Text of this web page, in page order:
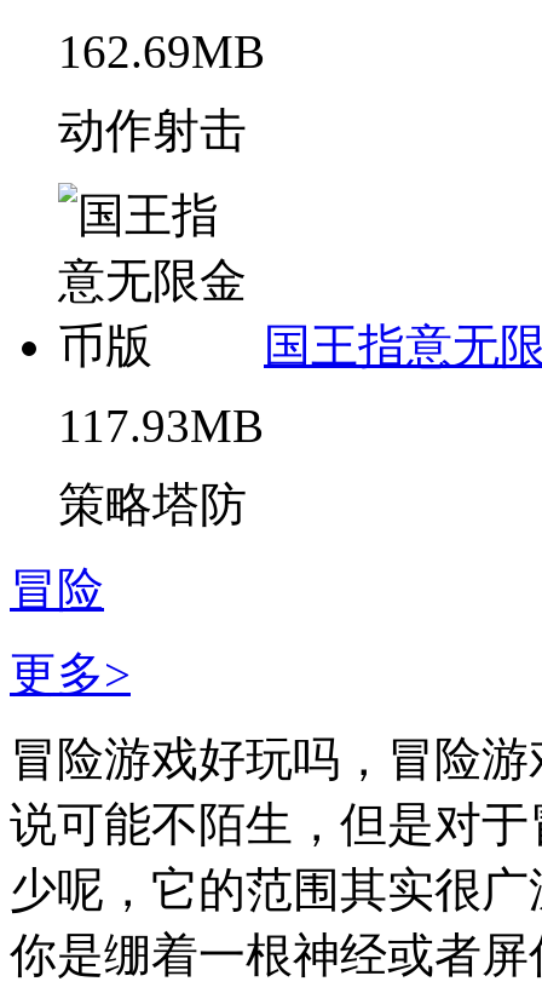
162.69MB
动作射击
国王指意无
117.93MB
策略塔防
冒险
更多>
冒险游戏好玩吗，冒险
说可能不陌生，但是对
少呢，它的范围其实很
你是绷着一根神经或者